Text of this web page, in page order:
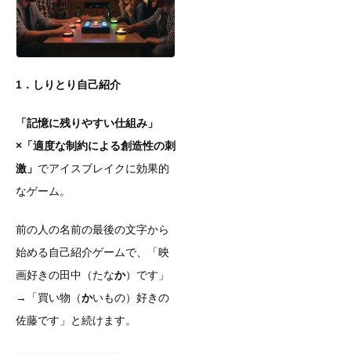
1．しりとり自己紹介
「記憶に残りやすい仕組み」
×「適度な制約による創造性の刺
激」 でアイスブレイクに効果的
なゲーム。
前の人の名前の最後の文字から
始める自己紹介ゲームで、「映
画好きの田中（たなか）です」
→「買い物（かいもの）好きの
佐藤です」と続けます。